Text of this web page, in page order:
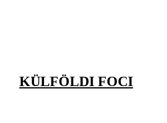
KÜLFÖLDI FOCI